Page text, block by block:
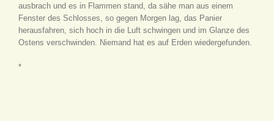
ausbrach und es in Flammen stand, da sähe man aus einem
Fenster des Schlosses, so gegen Morgen lag, das Panier
herausfahren, sich hoch in die Luft schwingen und im Glanze des
Ostens verschwinden. Niemand hat es auf Erden wiedergefunden.
*